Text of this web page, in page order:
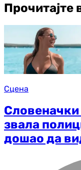
Прочитајте
Сцена
Словеначки
звала
дошао да